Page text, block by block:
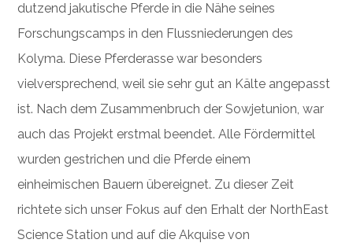
dutzend jakutische Pferde in die Nähe seines
Forschungscamps in den Flussniederungen des
Kolyma. Diese Pferderasse war besonders
vielversprechend, weil sie sehr gut an Kälte angepasst
ist. Nach dem Zusammenbruch der Sowjetunion, war
auch das Projekt erstmal beendet. Alle Fördermittel
wurden gestrichen und die Pferde einem
einheimischen Bauern übereignet. Zu dieser Zeit
richtete sich unser Fokus auf den Erhalt der NorthEast
Science Station und auf die Akquise von